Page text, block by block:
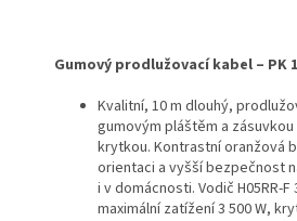
Gumový prodlužovací kabel – PK
Kvalitní, 10 m dlouhý,
gumovým pláštěm a zásuvkou
krytkou. Kontrastní oranžová
orientaci a vyšší bezpečnost
i v domácnosti. Vodič H05RR-F
maximální zatížení 3 500 W,